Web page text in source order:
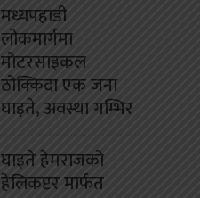
मध्यपहाडी
लोकमार्गमा
मोटरसाइकल
ठोक्किदा एक जना
घाइते, अवस्था गम्भिर
घाइते हेमराजको
हेलिकप्टर मार्फत